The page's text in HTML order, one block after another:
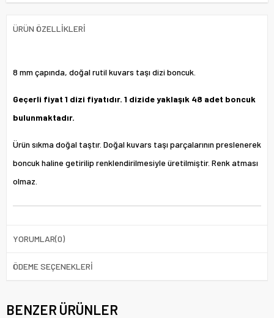
ÜRÜN ÖZELLIKLERI
8 mm çapında, doğal rutil kuvars taşı dizi boncuk.
Geçerli fiyat 1 dizi fiyatıdır. 1 dizide yaklaşık 48 adet boncuk
bulunmaktadır.
Ürün sıkma doğal taştır. Doğal kuvars taşı parçalarının preslenerek
boncuk haline getirilip renklendirilmesiyle üretilmiştir. Renk atması
olmaz.
YORUMLAR(0)
ÖDEME SEÇENEKLERI
BENZER ÜRÜNLER